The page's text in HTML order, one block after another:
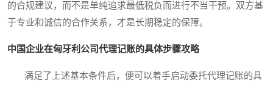
的合规建议，而不是单纯追求最低税负而进行不当干预。双方基
于专业和诚信的合作关系，才是长期稳定的保障。
中国企业在匈牙利公司代理记账的具体步骤攻略
满足了上述基本条件后，便可以着手启动委托代理记账的具